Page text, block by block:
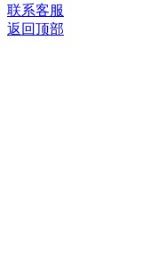
联系客服
返回顶部